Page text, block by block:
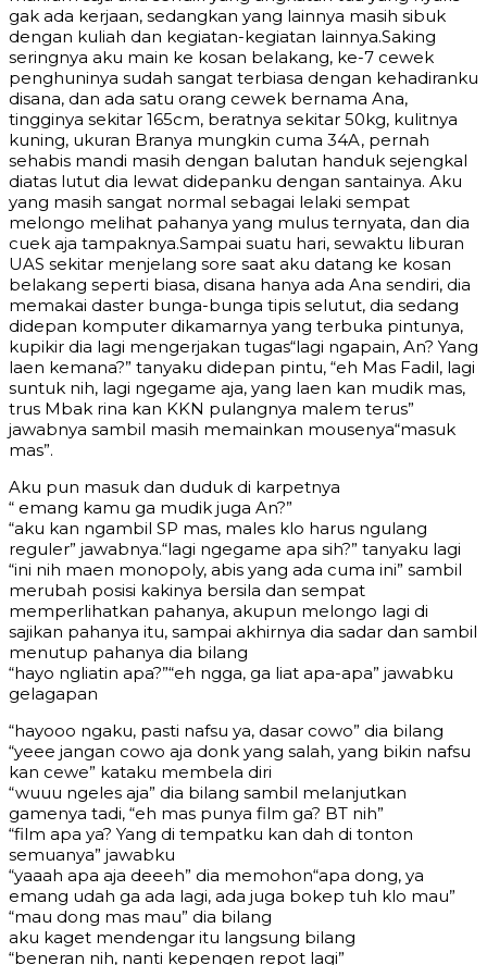
gak ada kerjaan, sedangkan yang lainnya masih sibuk
dengan kuliah dan kegiatan-kegiatan lainnya.Saking
seringnya aku main ke kosan belakang, ke-7 cewek
penghuninya sudah sangat terbiasa dengan kehadiranku
disana, dan ada satu orang cewek bernama Ana,
tingginya sekitar 165cm, beratnya sekitar 50kg, kulitnya
kuning, ukuran Branya mungkin cuma 34A, pernah
sehabis mandi masih dengan balutan handuk sejengkal
diatas lutut dia lewat didepanku dengan santainya. Aku
yang masih sangat normal sebagai lelaki sempat
melongo melihat pahanya yang mulus ternyata, dan dia
cuek aja tampaknya.Sampai suatu hari, sewaktu liburan
UAS sekitar menjelang sore saat aku datang ke kosan
belakang seperti biasa, disana hanya ada Ana sendiri, dia
memakai daster bunga-bunga tipis selutut, dia sedang
didepan komputer dikamarnya yang terbuka pintunya,
kupikir dia lagi mengerjakan tugas“lagi ngapain, An? Yang
laen kemana?” tanyaku didepan pintu, “eh Mas Fadil, lagi
suntuk nih, lagi ngegame aja, yang laen kan mudik mas,
trus Mbak rina kan KKN pulangnya malem terus”
jawabnya sambil masih memainkan mousenya“masuk
mas”.
Aku pun masuk dan duduk di karpetnya
“ emang kamu ga mudik juga An?”
“aku kan ngambil SP mas, males klo harus ngulang
reguler” jawabnya.“lagi ngegame apa sih?” tanyaku lagi
“ini nih maen monopoly, abis yang ada cuma ini” sambil
merubah posisi kakinya bersila dan sempat
memperlihatkan pahanya, akupun melongo lagi di
sajikan pahanya itu, sampai akhirnya dia sadar dan sambil
menutup pahanya dia bilang
“hayo ngliatin apa?”“eh ngga, ga liat apa-apa” jawabku
gelagapan
“hayooo ngaku, pasti nafsu ya, dasar cowo” dia bilang
“yeee jangan cowo aja donk yang salah, yang bikin nafsu
kan cewe” kataku membela diri
“wuuu ngeles aja” dia bilang sambil melanjutkan
gamenya tadi, “eh mas punya film ga? BT nih”
“film apa ya? Yang di tempatku kan dah di tonton
semuanya” jawabku
“yaaah apa aja deeeh” dia memohon“apa dong, ya
emang udah ga ada lagi, ada juga bokep tuh klo mau”
“mau dong mas mau” dia bilang
aku kaget mendengar itu langsung bilang
“beneran nih, nanti kepengen repot lagi”